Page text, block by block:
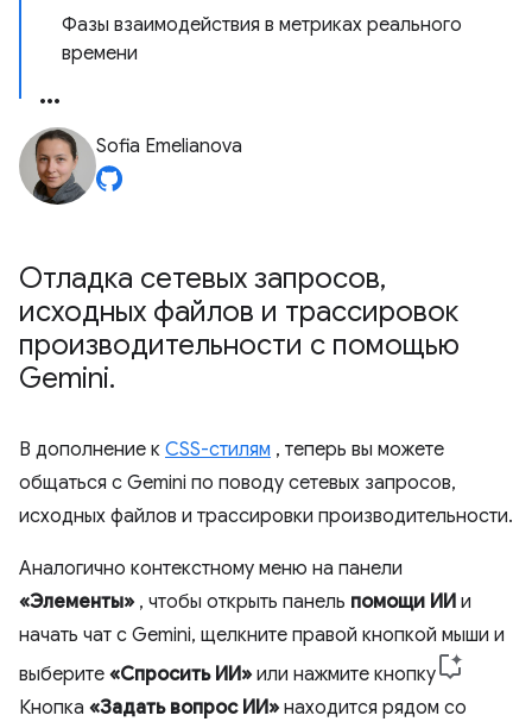
Фазы взаимодействия в метриках реального
времени
Sofia Emelianova
Отладка сетевых запросов,
исходных файлов и трассировок
производительности с помощью
Gemini.
В дополнение к CSS-стилям , теперь вы можете
общаться с Gemini по поводу сетевых запросов,
исходных файлов и трассировки производительности.
Аналогично контекстному меню на панели
«Элементы» , чтобы открыть панель помощи ИИ и
начать чат с Gemini, щелкните правой кнопкой мыши и
выберите «Спросить ИИ» или нажмите кнопку
Кнопка «Задать вопрос ИИ» находится рядом со